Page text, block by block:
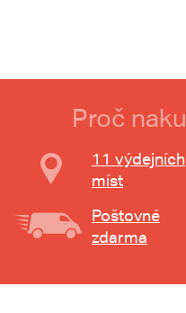
Proč
11 výdejních
míst
Poštovné
zdarma